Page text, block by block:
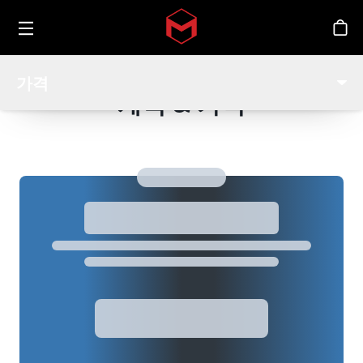
Skip to main content
Toggle menu
스
계획 & 가격
Loading...